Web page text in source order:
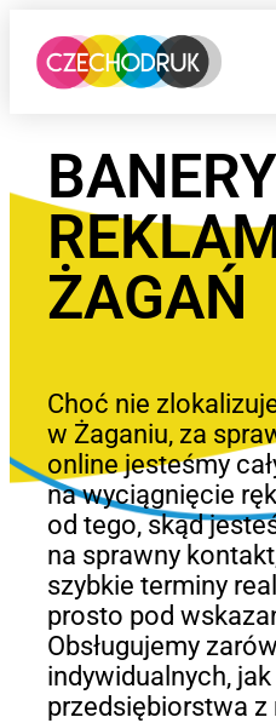
BANERY
ŻAGAŃ
Choć nie
w Żaganiu, za
online jesteśmy
na wyciągnięcie
od tego, skąd
na sprawny
szybkie terminy
prosto pod
Obsługujemy
indywidualnych,
przedsiębiorstwa z